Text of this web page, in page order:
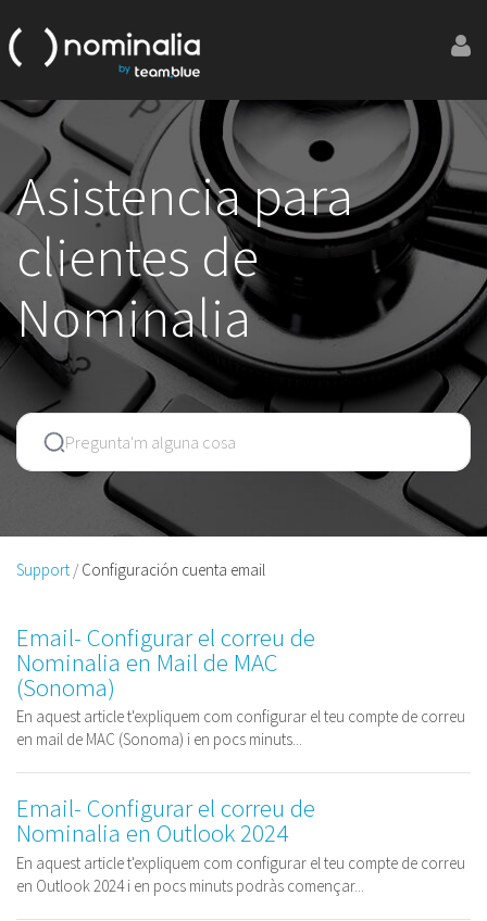
Asistencia para
clientes de
Nominalia
Support Configuración cuenta email
Email- Configurar el correu de
Nominalia en Mail de MAC
(Sonoma)
En aquest article t'expliquem com configurar el teu compte de correu
en mail de MAC (Sonoma) i en pocs minuts...
Email- Configurar el correu de
Nominalia en Outlook 2024
En aquest article t'expliquem com configurar el teu compte de correu
en Outlook 2024 i en pocs minuts podràs començar...